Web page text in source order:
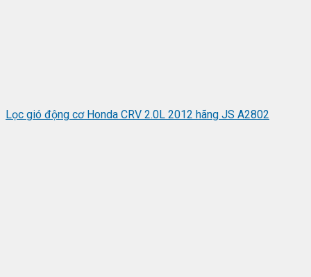
Lọc gió động cơ Honda CRV 2.0L 2012 hãng JS A2802